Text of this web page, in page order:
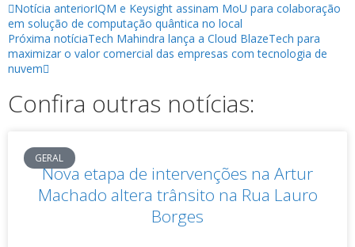
Notícia anteriorIQM e Keysight assinam MoU para colaboração
em solução de computação quântica no local
Próxima notíciaTech Mahindra lança a Cloud BlazeTech para
maximizar o valor comercial das empresas com tecnologia de
nuvem
Confira outras notícias:
GERAL
Nova etapa de intervenções na Artur
Machado altera trânsito na Rua Lauro
Borges